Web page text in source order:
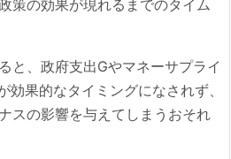
策の効果が現れるまでのタイム
と、政府支出Gやマネーサプライ
効果的なタイミングになされず、
スの影響を与えてしまうおそれ